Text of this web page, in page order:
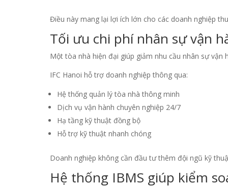
Điều này mang lại lợi ích lớn cho các doanh nghiệp
Tối ưu chi phí nhân sự vận
Một tòa nhà hiện đại giúp giảm nhu cầu nhân sự vận
IFC Hanoi hỗ trợ doanh nghiệp thông qua:
Hệ thống quản lý tòa nhà thông minh
Dịch vụ vận hành chuyên nghiệp 24/7
Hạ tầng kỹ thuật đồng bộ
Hỗ trợ kỹ thuật nhanh chóng
Doanh nghiệp không cần đầu tư thêm đội ngũ kỹ
Hệ thống IBMS giúp kiểm